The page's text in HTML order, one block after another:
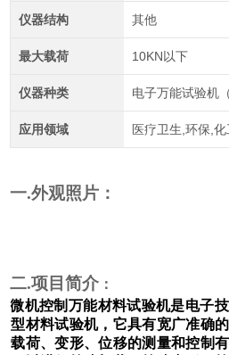
仪器结构 其他
最大载荷 10KN以下
仪器种类 电子万能试验机
应用领域 医疗卫生,环保,
一.外观照片：
二.项目简介 ：
微机控制万能材料试验机是电子
型材料试验机，它具有宽广准确
载荷、变形、位移的测量和控制